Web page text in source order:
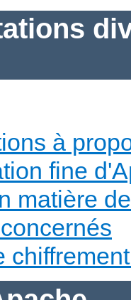
à
fine
matière